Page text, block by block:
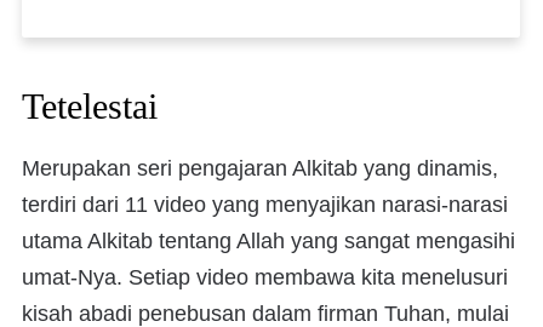
Tetelestai
Merupakan seri pengajaran Alkitab yang dinamis,
terdiri dari 11 video yang menyajikan narasi-narasi
utama Alkitab tentang Allah yang sangat mengasihi
umat-Nya. Setiap video membawa kita menelusuri
kisah abadi penebusan dalam firman Tuhan, mulai